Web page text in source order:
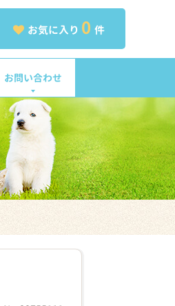
お気に入り 0 件
お問い合わせ